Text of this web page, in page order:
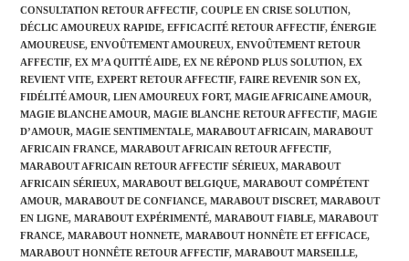
CONSULTATION RETOUR AFFECTIF, COUPLE EN CRISE SOLUTION,
DÉCLIC AMOUREUX RAPIDE, EFFICACITÉ RETOUR AFFECTIF, ÉNERGIE
AMOUREUSE, ENVOÛTEMENT AMOUREUX, ENVOÛTEMENT RETOUR
AFFECTIF, EX M’A QUITTÉ AIDE, EX NE RÉPOND PLUS SOLUTION, EX
REVIENT VITE, EXPERT RETOUR AFFECTIF, FAIRE REVENIR SON EX,
FIDÉLITÉ AMOUR, LIEN AMOUREUX FORT, MAGIE AFRICAINE AMOUR,
MAGIE BLANCHE AMOUR, MAGIE BLANCHE RETOUR AFFECTIF, MAGIE
D’AMOUR, MAGIE SENTIMENTALE, MARABOUT AFRICAIN, MARABOUT
AFRICAIN FRANCE, MARABOUT AFRICAIN RETOUR AFFECTIF,
MARABOUT AFRICAIN RETOUR AFFECTIF SÉRIEUX, MARABOUT
AFRICAIN SÉRIEUX, MARABOUT BELGIQUE, MARABOUT COMPÉTENT
AMOUR, MARABOUT DE CONFIANCE, MARABOUT DISCRET, MARABOUT
EN LIGNE, MARABOUT EXPÉRIMENTÉ, MARABOUT FIABLE, MARABOUT
FRANCE, MARABOUT HONNETE, MARABOUT HONNÊTE ET EFFICACE,
MARABOUT HONNÊTE RETOUR AFFECTIF, MARABOUT MARSEILLE,